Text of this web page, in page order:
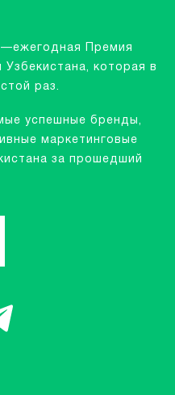
—ежегодная Премия
которая в
раз.
успешные бренды,
маркетинговые
за прошедший